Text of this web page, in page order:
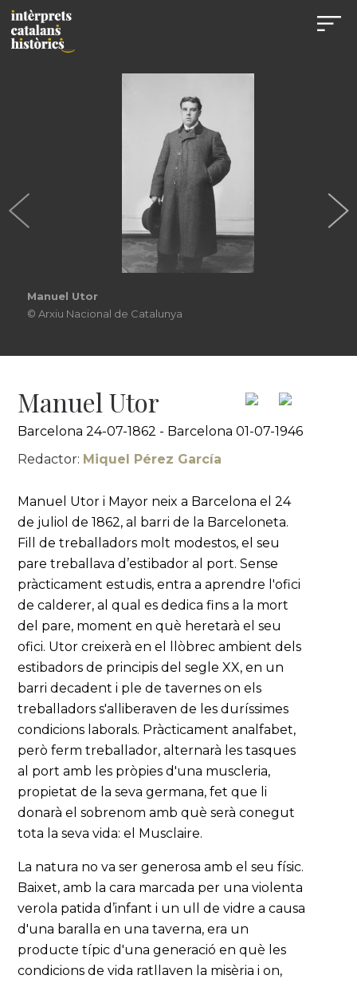
Manuel Utor
© Arxiu Nacional de Catalunya
Manuel Utor
Barcelona 24-07-1862 - Barcelona 01-07-1946
Redactor: Miquel Pérez García
Manuel Utor i Mayor neix a Barcelona el 24
de juliol de 1862, al barri de la Barceloneta.
Fill de treballadors molt modestos, el seu
pare treballava d’estibador al port. Sense
pràcticament estudis, entra a aprendre l'ofici
de calderer, al qual es dedica fins a la mort
del pare, moment en què heretarà el seu
ofici. Utor creixerà en el llòbrec ambient dels
estibadors de principis del segle XX, en un
barri decadent i ple de tavernes on els
treballadors s'alliberaven de les duríssimes
condicions laborals. Pràcticament analfabet,
però ferm treballador, alternarà les tasques
al port amb les pròpies d'una muscleria,
propietat de la seva germana, fet que li
donarà el sobrenom amb què serà conegut
tota la seva vida: el Musclaire.
La natura no va ser generosa amb el seu físic.
Baixet, amb la cara marcada per una violenta
verola patida d’infant i un ull de vidre a causa
d'una baralla en una taverna, era un
producte típic d'una generació en què les
condicions de vida ratllaven la misèria i on,